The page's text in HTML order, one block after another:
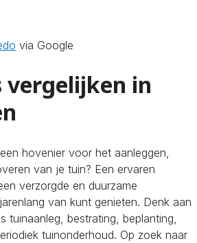
via Google
vergelijken in
hovenier voor het aanleggen,
van je tuin? Een ervaren
verzorgde en duurzame
van kunt genieten. Denk aan
tuinaanleg, bestrating, beplanting,
tuinonderhoud. Op zoek naar